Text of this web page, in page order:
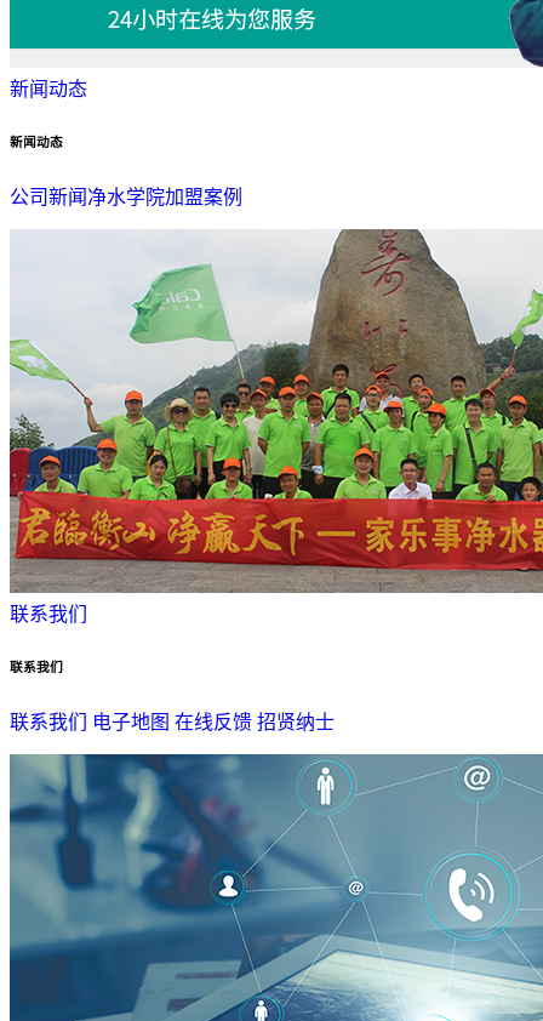
新闻动态
新闻动态
公司新闻 净水学院加盟案例
联系我们
联系我们
联系我们 电子地图 在线反馈 招贤纳士